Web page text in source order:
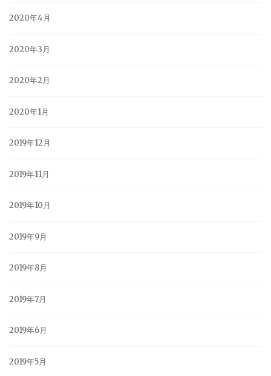
2020年4月
2020年3月
2020年2月
2020年1月
2019年12月
2019年11月
2019年10月
2019年9月
2019年8月
2019年7月
2019年6月
2019年5月